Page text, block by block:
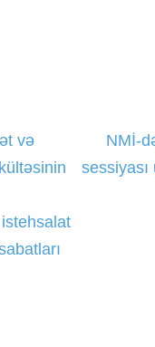
və
NMİ-